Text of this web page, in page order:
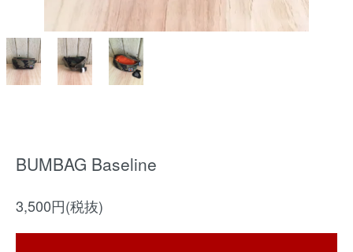
BUMBAG Baseline
3,500円(税抜)